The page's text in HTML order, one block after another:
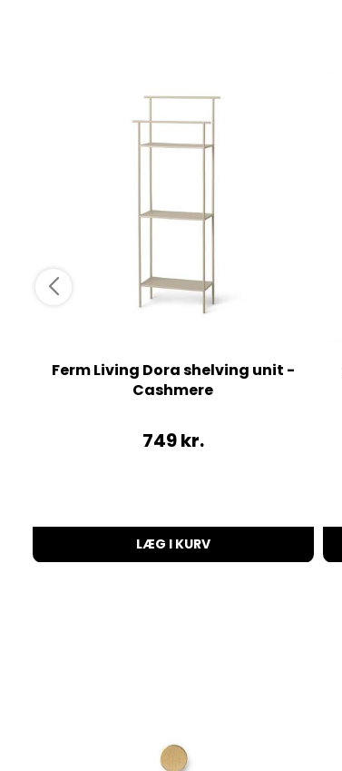
Ferm Living Dora shelving unit -
Cashmere
749kr.
LÆG I KURV